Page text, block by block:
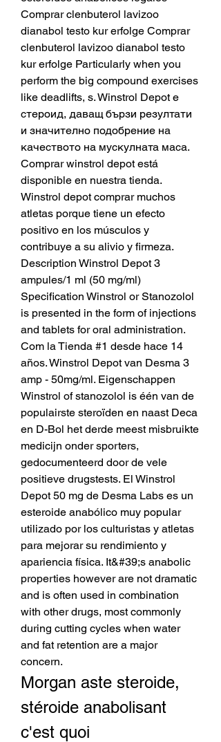
Comprar clenbuterol lavizoo
dianabol testo kur erfolge Comprar
clenbuterol lavizoo dianabol testo
kur erfolge Particularly when you
perform the big compound exercises
like deadlifts, s. Winstrol Depot е
стероид, даващ бързи резултати
и значително подобрение на
качеството на мускулната маса.
Comprar winstrol depot está
disponible en nuestra tienda.
Winstrol depot comprar muchos
atletas porque tiene un efecto
positivo en los músculos y
contribuye a su alivio y firmeza.
Description Winstrol Depot 3
ampules/1 ml (50 mg/ml)
Specification Winstrol or Stanozolol
is presented in the form of injections
and tablets for oral administration.
Com la Tienda #1 desde hace 14
años. Winstrol Depot van Desma 3
amp - 50mg/ml. Eigenschappen
Winstrol of stanozolol is één van de
populairste steroïden en naast Deca
en D-Bol het derde meest misbruikte
medicijn onder sporters,
gedocumenteerd door de vele
positieve drugstests. El Winstrol
Depot 50 mg de Desma Labs es un
esteroide anabólico muy popular
utilizado por los culturistas y atletas
para mejorar su rendimiento y
apariencia física. It&#39;s anabolic
properties however are not dramatic
and is often used in combination
with other drugs, most commonly
during cutting cycles when water
and fat retention are a major
concern.
Morgan aste steroide,
stéroide anabolisant
c'est quoi